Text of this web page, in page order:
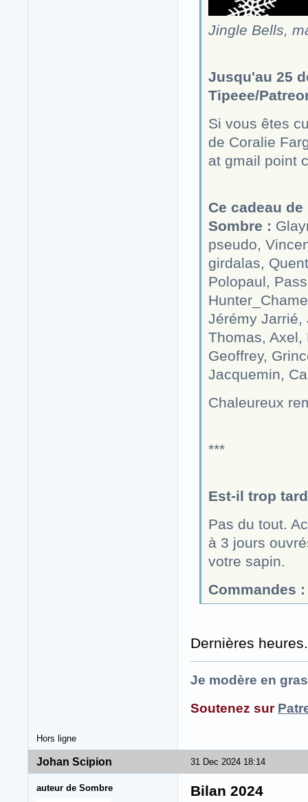
Jingle Bells,
Jusqu'au 25
Tipeee/
Si vous êtes
de Coralie
at gmail point
Ce cadeau
Sombre :
pseudo,
girdalas,
Polopaul,
Jérémy Jarrié,
Thomas, Axel,
Geoffrey,
Jacquemin,
Chaleureux
***
Est-il trop
Pas du tout.
à 3 jours
votre sapin.
Commandes :
Dernières
Je modère en
Soutenez sur
Hors ligne
31 Dec 2024 18:14
Johan Scipion
auteur de Sombre Bilan 2024